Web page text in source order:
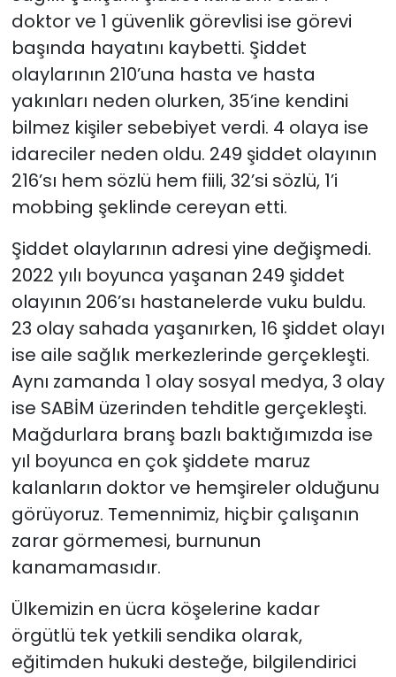
doktor ve 1 güvenlik görevlisi ise görevi
başında hayatını kaybetti. Şiddet
olaylarının 210’una hasta ve hasta
yakınları neden olurken, 35’ine kendini
bilmez kişiler sebebiyet verdi. 4 olaya ise
idareciler neden oldu. 249 şiddet olayının
216’sı hem sözlü hem fiili, 32’si sözlü, 1’i
mobbing şeklinde cereyan etti.
Şiddet olaylarının adresi yine değişmedi.
2022 yılı boyunca yaşanan 249 şiddet
olayının 206’sı hastanelerde vuku buldu.
23 olay sahada yaşanırken, 16 şiddet olayı
ise aile sağlık merkezlerinde gerçekleşti.
Aynı zamanda 1 olay sosyal medya, 3 olay
ise SABİM üzerinden tehditle gerçekleşti.
Mağdurlara branş bazlı baktığımızda ise
yıl boyunca en çok şiddete maruz
kalanların doktor ve hemşireler olduğunu
görüyoruz. Temennimiz, hiçbir çalışanın
zarar görmemesi, burnunun
kanamamasıdır.
Ülkemizin en ücra köşelerine kadar
örgütlü tek yetkili sendika olarak,
eğitimden hukuki desteğe, bilgilendirici